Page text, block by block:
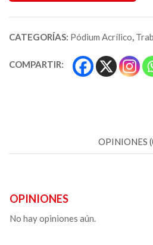
CATEGORÍAS: Pódium Acrílico,
COMPARTIR:
OPINIONES
OPINIONES
No hay opiniones aún.